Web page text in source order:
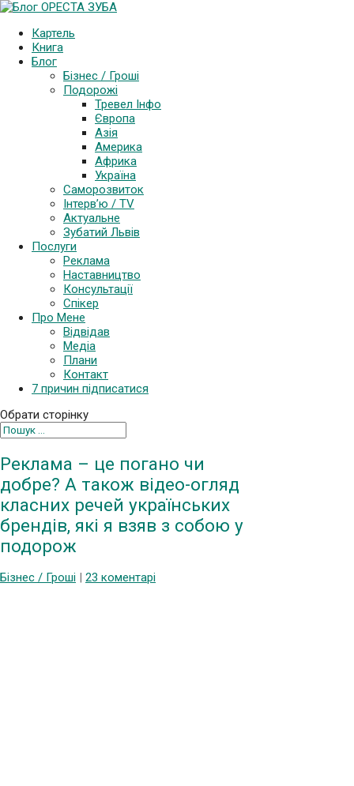
Картель
Книга
Блог
Бізнес / Гроші
Подорожі
Тревел Інфо
Європа
Азія
Америка
Африка
Україна
Саморозвиток
Інтерв’ю / TV
Актуальне
Зубатий Львів
Послуги
Реклама
Наставництво
Консультації
Спікер
Про Мене
Відвідав
Медіа
Плани
Контакт
7 причин підписатися
Обрати сторінку
Реклама – це погано чи
добре? А також відео-огляд
класних речей українських
брендів, які я взяв з собою у
подорож
Бізнес / Гроші 23 коментарі